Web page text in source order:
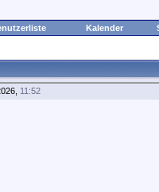
Kalender
11:52